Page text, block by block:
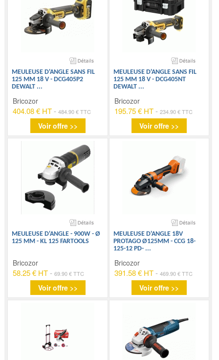
MEULEUSE D'ANGLE SANS FIL
125 MM 18 V - DCG405P2
DEWALT ...
Bricozor
404.08 € HT -484.90 € TTC
Voir offre >>
MEULEUSE D'ANGLE SANS FIL
125 MM 18 V - DCG405NT
DEWALT ...
Bricozor
195.75 € HT- 234.90 € TTC
Voir offre >>
MEULEUSE D'ANGLE - 900W - Ø
125 MM - KL 125 FARTOOLS
Bricozor
58.25 € HT -69.90 € TTC
Voir offre >>
MEULEUSE D'ANGLE 18V
PROTAGO Ø125MM - CCG 18-
125-12 PD- ...
Bricozor
391.58 € HT- 469.90 € TTC
Voir offre >>